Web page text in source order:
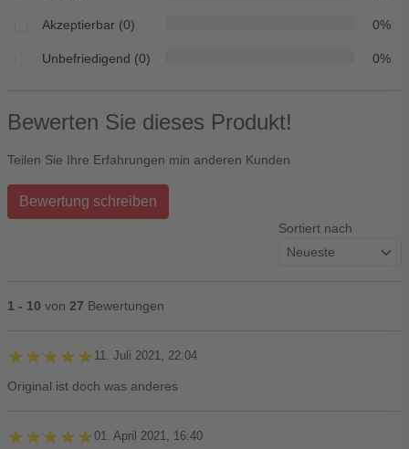
Akzeptierbar (0) 0%
Unbefriedigend (0) 0%
Bewerten Sie dieses Produkt!
Teilen Sie Ihre Erfahrungen min anderen Kunden
Bewertung schreiben
Sortiert nach
1 - 10 von 27 Bewertungen
★★★★★
★★★★★ 11. Juli 2021, 22:04
Original ist doch was anderes
★★★★★
★★★★★01. April 2021, 16:40